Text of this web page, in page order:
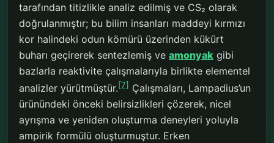
tarafından titizlikle analiz edilmiş ve CS₂ olarak
doğrulanmıştır; bu bilim insanları maddeyi kırmızı
kor halindeki odun kömürü üzerinden kükürt
buharı geçirerek sentezlemiş ve amonyak gibi
bazlarla reaktivite çalışmalarıyla birlikte elementel
analizler yürütmüştür.[7] Çalışmaları, Lampadius’un
ürünündeki önceki belirsizlikleri çözerek, nicel
ayrışma ve yeniden oluşturma deneyleri yoluyla
ampirik formülü oluşturmuştur. Erken